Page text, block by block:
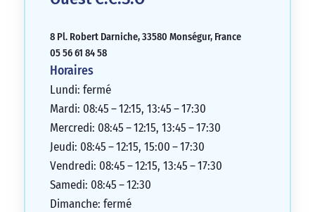
8 Pl. Robert Darniche, 33580 Monségur, France
05 56 61 84 58
Horaires
Lundi: fermé
Mardi: 08:45 – 12:15, 13:45 – 17:30
Mercredi: 08:45 – 12:15, 13:45 – 17:30
Jeudi: 08:45 – 12:15, 15:00 – 17:30
Vendredi: 08:45 – 12:15, 13:45 – 17:30
Samedi: 08:45 – 12:30
Dimanche: fermé